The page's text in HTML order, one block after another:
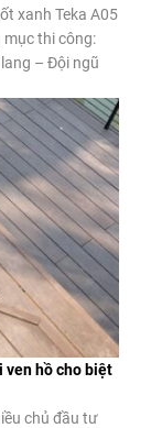
xanh Teka A05
mục thi công:
– Đội ngũ
cá cốt xanh
ven hồ cho biệt
chủ đầu tư